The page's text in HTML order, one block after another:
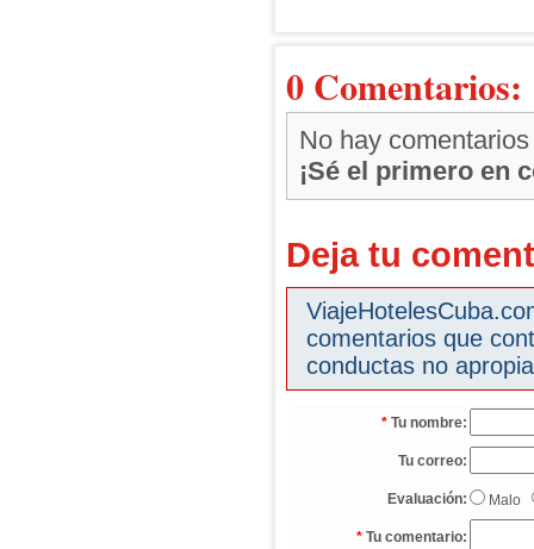
0 Comentarios:
No hay comentarios
¡Sé el primero en
Deja tu
comentarios que
conductas no
* Tu nombre:
Tu correo:
Evaluación: Malo
* Tu comentario: